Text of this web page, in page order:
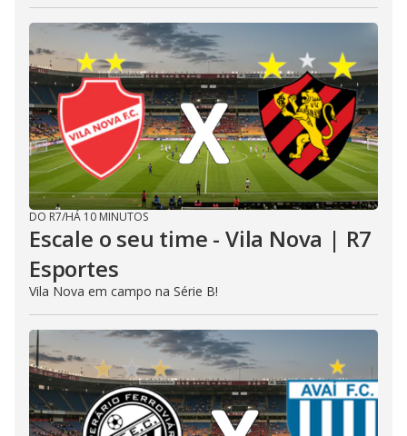
DO R7/HÁ 10 MINUTOS
Escale o seu time - Vila Nova | R7
Esportes
Vila Nova em campo na Série B!